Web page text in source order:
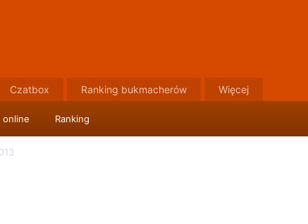
online Ranking
Czatbox Ranking bukmacherów Więcej